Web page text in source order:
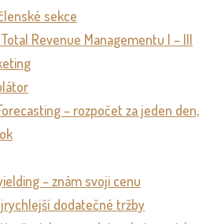
sekce
Revenue Managementu I – III
– rozpočet za jeden den,
– znám svoji cenu
dodatečné tržby